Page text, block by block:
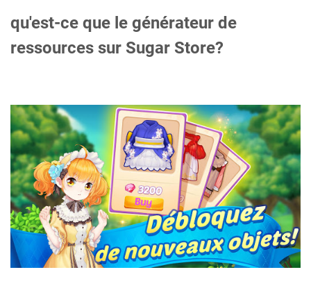
qu'est-ce que le générateur de
ressources sur Sugar Store?